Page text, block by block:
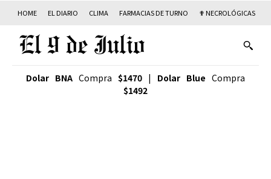
HOME EL DIARIO CLIMA FARMACIAS DE TURNO ✟ NECROLÓGICAS
Dolar BNA Compra $1470 | Dolar Blue Compra
$1492